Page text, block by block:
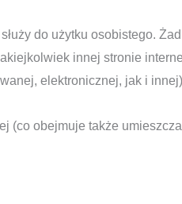
do użytku osobistego.
innej stronie
elektronicznej, jak i
(co obejmuje także